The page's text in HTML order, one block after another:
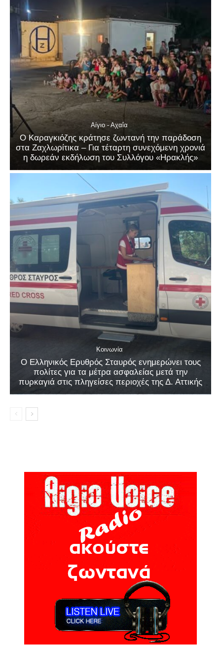
Αίγιο - Αχαΐα
Ο Καραγκιόζης κράτησε ζωντανή την παράδοση
στα Ζαχλωρίτικα – Για τέταρτη συνεχόμενη χρονιά
η δωρεάν εκδήλωση του Συλλόγου «Ηρακλής»
Κοινωνία
Ο Ελληνικός Ερυθρός Σταυρός ενημερώνει τους
πολίτες για τα μέτρα ασφαλείας μετά την
πυρκαγιά στις πληγείσες περιοχές της Δ. Αττικής